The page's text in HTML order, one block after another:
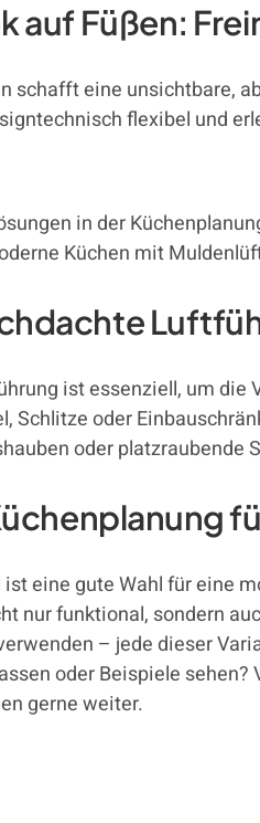
auf Füßen:
schafft eine unsichtbare,
flexibel und
in der
Küchen mit
ist essenziell, um
Schlitze oder
oder platzraubende
eine gute Wahl für eine
nur funktional, sondern
– jede dieser
oder Beispiele sehen?
gerne weiter.